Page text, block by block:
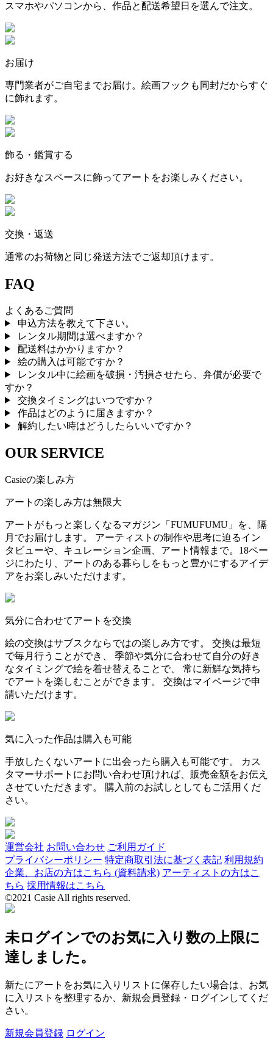
スマホやパソコンから、作品と配送希望日を選んで注文。
お届け
専門業者がご自宅までお届け。絵画フックも同封だからすぐ
に飾れます。
飾る・鑑賞する
お好きなスペースに飾ってアートをお楽しみください。
交換・返送
通常のお荷物と同じ発送方法でご返却頂けます。
FAQ
よくあるご質問
申込方法を教えて下さい。
レンタル期間は選べますか？
配送料はかかりますか？
絵の購入は可能ですか？
レンタル中に絵画を破損・汚損させたら、弁償が必要で
すか？
交換タイミングはいつですか？
作品はどのように届きますか？
解約したい時はどうしたらいいですか？
OUR SERVICE
Casieの楽しみ方
アートの楽しみ方は無限大
アートがもっと楽しくなるマガジン「FUMUFUMU」を、隔
月でお届けします。 アーティストの制作や思考に迫るイン
タビューや、キュレーション企画、アート情報まで。18ペー
ジにわたり、アートのある暮らしをもっと豊かにするアイデ
アをお楽しみいただけます。
気分に合わせてアートを交換
絵の交換はサブスクならではの楽しみ方です。 交換は最短
で毎月行うことができ、 季節や気分に合わせて自分の好き
なタイミングで絵を着せ替えることで、 常に新鮮な気持ち
でアートを楽しむことができます。 交換はマイページで申
請いただけます。
気に入った作品は購入も可能
手放したくないアートに出会ったら購入も可能です。 カス
タマーサポートにお問い合わせ頂ければ、販売金額をお伝え
させていただきます。 購入前のお試しとしてもご活用くだ
さい。
運営会社 お問い合わせ ご利用ガイド
プライバシーポリシー 特定商取引法に基づく表記 利用規約
企業、お店の方はこちら (資料請求) アーティストの方はこ
ちら 採用情報はこちら
©2021 Casie All rights reserved.
未ログインでのお気に入り数の上限に
達しました。
新たにアートをお気に入りリストに保存したい場合は、お気
に入リストを整理するか、新規会員登録・ログインしてくだ
さい。
新規会員登録 ログイン